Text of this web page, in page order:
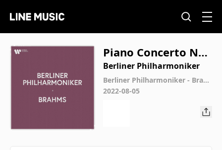
Piano Concerto No.
2 in B-Flat Major, O
p. 83: II. Allegro ap
passionato
Berliner Philharmoniker
Berliner Philharmoniker - Brah
ms
2022-08-05